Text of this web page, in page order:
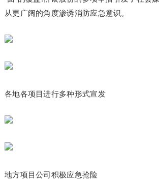
从更广阔的角度渗诱消防应急意识。
各地各项目进行多种形式宣发
地方项目公司积极应急抢险